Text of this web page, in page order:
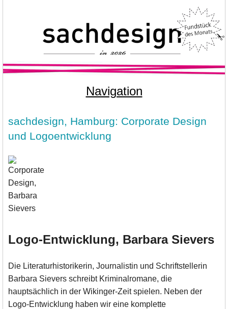
Navigation
sachdesign, Hamburg: Corporate Design
und Logoentwicklung
Logo-Entwicklung, Barbara Sievers
Die Literaturhistorikerin, Journalistin und Schriftstellerin
Barbara Sievers schreibt Kriminalromane, die
hauptsächlich in der Wikinger-Zeit spielen. Neben der
Logo-Entwicklung haben wir eine komplette